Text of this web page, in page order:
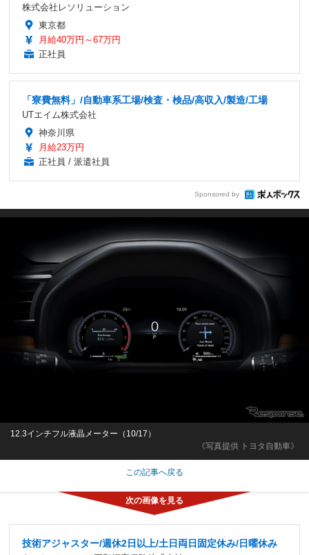
株式会社レソリューション
東京都
月給40万円～67万円
正社員
「寮費無料」/自動車系工場/検査・検品/高収入/製造/工場
UTエイム株式会社
神奈川県
月給23万円
正社員 / 派遣社員
Sponsored by
《写真提供 トヨタ自動車》
12.3インチフル液晶メーター（10/17）
この記事へ戻る
技術アジャスター/週休2日以上/土日両日固定休み/日曜休み